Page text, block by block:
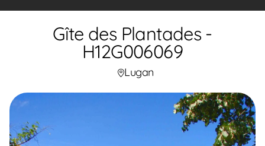
Gîte des Plantades -
H12G006069
Lugan